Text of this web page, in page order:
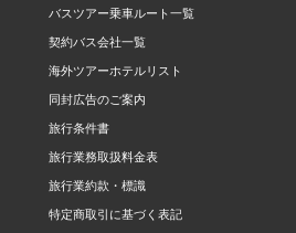
バスツアー乗車ルート一覧
契約バス会社一覧
海外ツアーホテルリスト
同封広告のご案内
旅行条件書
旅行業務取扱料金表
旅行業約款・標識
特定商取引に基づく表記